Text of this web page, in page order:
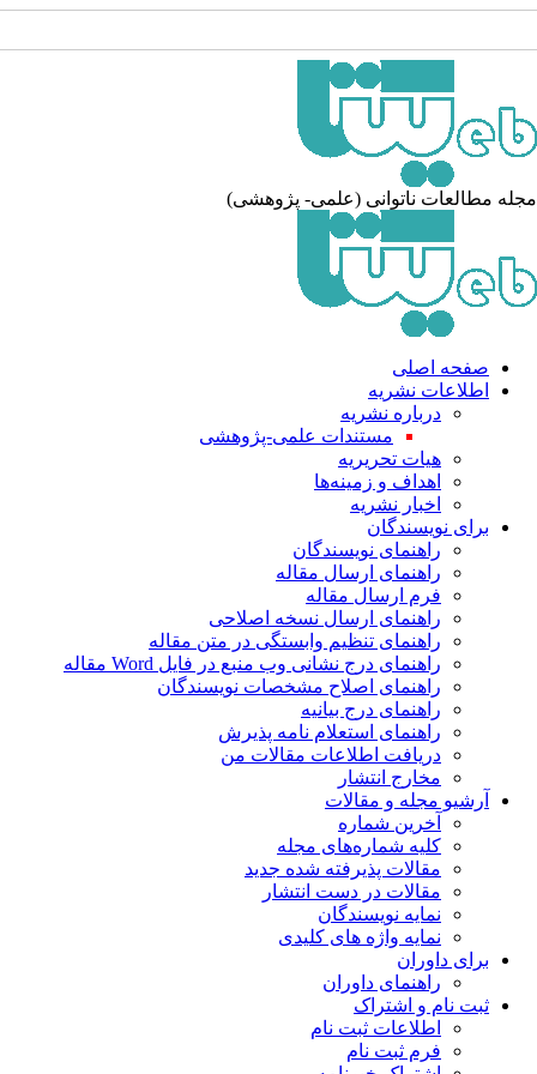
مطالعات ناتوانی (علمی- پژوهشی)
صفحه اصلی
اطلاعات نشریه
درباره نشریه
مستندات علمی-پژوهشی
هیات تحریریه
اهداف و زمینه‌ها
اخبار نشریه
برای نویسندگان
راهنمای نویسندگان
راهنمای ارسال مقاله
فرم ارسال مقاله
راهنمای ارسال نسخه اصلاحی
راهنمای تنظیم وابستگی در متن مقاله
راهنمای درج نشانی وب منبع در فایل Word مقاله
راهنمای اصلاح مشخصات نویسندگان
راهنمای درج بیانیه
راهنمای استعلام نامه پذیرش
دریافت اطلاعات مقالات من
مخارج انتشار
آرشیو مجله و مقالات
آخرین شماره
کلیه شماره‌های مجله
مقالات پذیرفته شده جدید
مقالات در دست انتشار
نمایه نویسندگان
نمایه واژه های کلیدی
برای داوران
راهنمای داوران
ثبت نام و اشتراک
اطلاعات ثبت نام
فرم ثبت نام